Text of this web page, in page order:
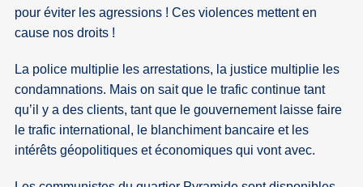
pour éviter les agressions ! Ces violences mettent en
cause nos droits !
La police multiplie les arrestations, la justice multiplie les
condamnations. Mais on sait que le trafic continue tant
qu’il y a des clients, tant que le gouvernement laisse faire
le trafic international, le blanchiment bancaire et les
intérêts géopolitiques et économiques qui vont avec.